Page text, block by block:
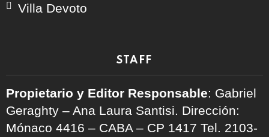
Villa Devoto
STAFF
Propietario y Editor Responsable: Gabriel
Geraghty – Ana Laura Santisi. Dirección:
Mónaco 4416 – CABA – CP 1417 Tel. 2103-